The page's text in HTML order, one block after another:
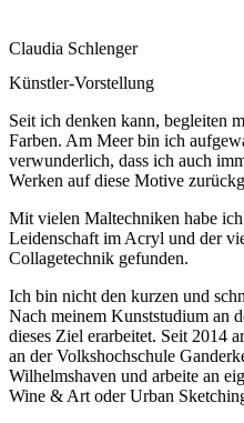
Claudia Schlenger
Künstler-Vorstellung
Seit ich denken kann, begleiten
Farben. Am Meer bin ich
verwunderlich, dass ich auch
Werken auf diese Motive
Mit vielen Maltechniken habe
Leidenschaft im Acryl und der
Collagetechnik gefunden.
Ich bin nicht den kurzen und
Nach meinem Kunststudium an
dieses Ziel erarbeitet. Seit 2014
an der Volkshochschule
Wilhelmshaven und arbeite an
Wine & Art oder Urban